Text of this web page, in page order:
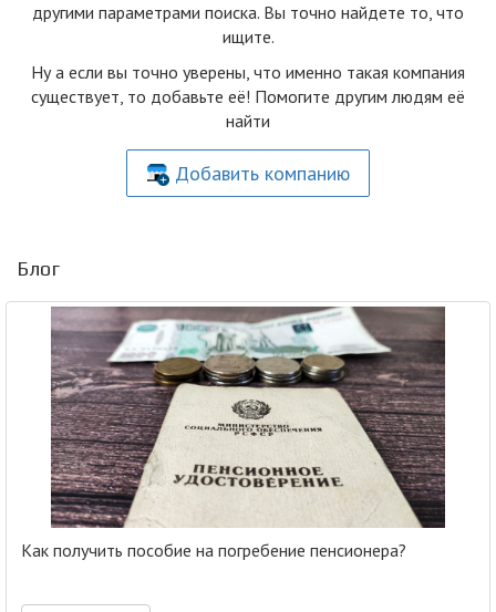
другими параметрами поиска. Вы точно найдете то, что
ищите.
Ну а если вы точно уверены, что именно такая компания
существует, то добавьте её! Помогите другим людям её
найти
Добавить компанию
Блог
Как получить пособие на погребение пенсионера?